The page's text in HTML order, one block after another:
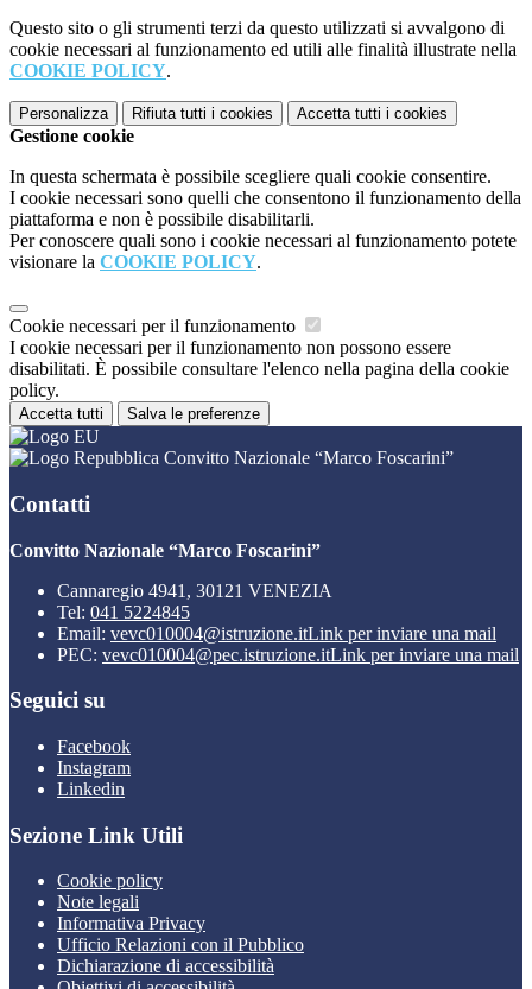
Questo sito o gli strumenti terzi da questo utilizzati si avvalgono di
cookie necessari al funzionamento ed utili alle finalità illustrate nella
COOKIE POLICY.
Personalizza Rifiuta tutti i cookies Accetta tutti i cookies
Gestione cookie
In questa schermata è possibile scegliere quali cookie consentire.
I cookie necessari sono quelli che consentono il funzionamento della
piattaforma e non è possibile disabilitarli.
Per conoscere quali sono i cookie necessari al funzionamento potete
visionare la COOKIE POLICY.
Cookie necessari per il funzionamento
I cookie necessari per il funzionamento non possono essere
disabilitati. È possibile consultare l'elenco nella pagina della cookie
policy.
Accetta tutti Salva le preferenze
Convitto Nazionale “Marco Foscarini”
Contatti
Convitto Nazionale “Marco Foscarini”
Cannaregio 4941, 30121 VENEZIA
Tel: 041 5224845
Email: vevc010004@istruzione.itLink per inviare una mail
PEC: vevc010004@pec.istruzione.itLink per inviare una mail
Seguici su
Facebook
Instagram
Linkedin
Sezione Link Utili
Cookie policy
Note legali
Informativa Privacy
Ufficio Relazioni con il Pubblico
Dichiarazione di accessibilità